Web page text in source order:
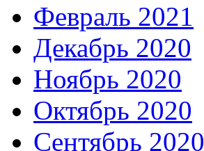
Февраль 2021
Декабрь 2020
Ноябрь 2020
Октябрь 2020
Сентябрь 2020